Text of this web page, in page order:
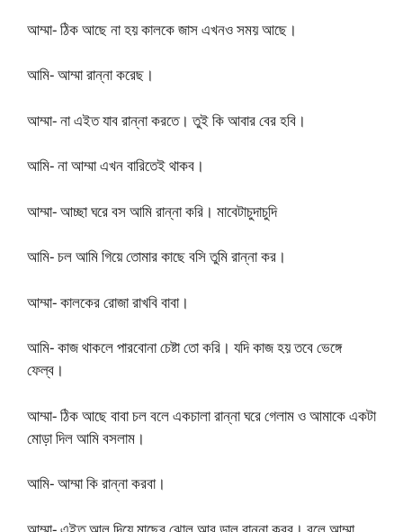
আম্মা- ঠিক আছে না হয় কালকে জাস এখনও সময় আছে।
আমি- আম্মা রান্না করেছ।
আম্মা- না এইত যাব রান্না করতে। তুই কি আবার বের হবি।
আমি- না আম্মা এখন বারিতেই থাকব।
আম্মা- আচ্ছা ঘরে বস আমি রান্না করি। মাবেটাচুদাচুদি
আমি- চল আমি গিয়ে তোমার কাছে বসি তুমি রান্না কর।
আম্মা- কালকের রোজা রাখবি বাবা।
আমি- কাজ থাকলে পারবোনা চেষ্টা তো করি। যদি কাজ হয় তবে ভেঙ্গে
ফেল্ব।
আম্মা- ঠিক আছে বাবা চল বলে একচালা রান্না ঘরে গেলাম ও আমাকে একটা
মোড়া দিল আমি বসলাম।
আমি- আম্মা কি রান্না করবা।